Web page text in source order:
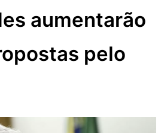
aumentarão
pelo